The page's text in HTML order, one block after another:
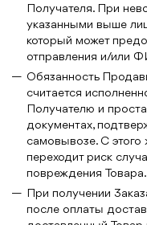
Получателя. При
указанными выше
который может
отправления и/или
Обязанность
считается
Получателю и
документах,
самовывозе. С
переходит риск
повреждения Товара.
При получении
после оплаты